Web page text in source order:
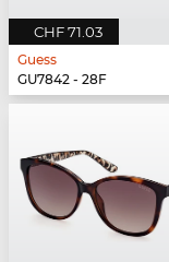
CHF 71.03
Guess
GU7842 - 28F